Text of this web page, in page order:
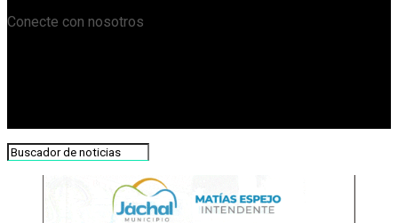
Conecte con nosotros